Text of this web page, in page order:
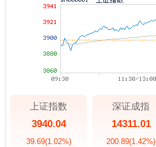
上证指数
3940.04
39.69(1.02%)
深证成指
14311.01
200.89(1.42%)